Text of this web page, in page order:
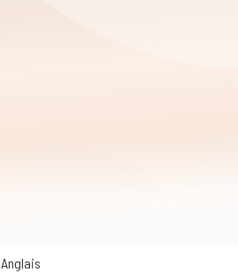
Anglais